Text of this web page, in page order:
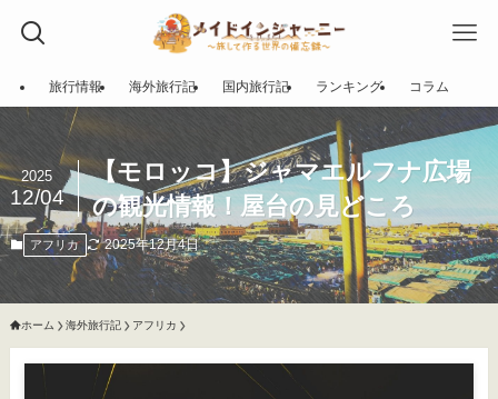
旅行情報 海外旅行記 国内旅行記 ランキング コラム
【モロッコ】ジャマエルフナ広場
の観光情報！屋台の見どころ
2025
12/04
アフリカ 2025年12月4日
ホーム 海外旅行記 アフリカ